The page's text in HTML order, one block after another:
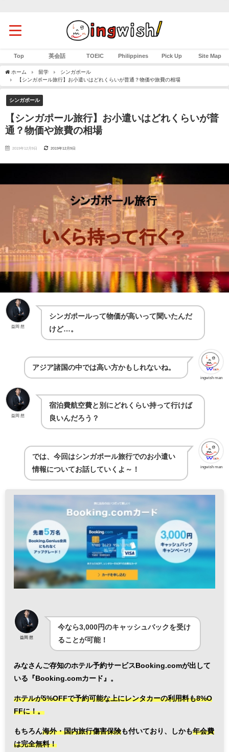
Top 英会話 TOEIC Philippines Pick Up Site Map
ホーム 留学
シンガポール
【シンガポール旅行】お小遣いはどれくらいが普通？物価や旅費の相場
シンガポール
【シンガポール旅行】お小遣いはどれくらいが普
通？物価や旅費の相場
2019年12月9日 2019年12月9日
益岡 想
シンガポールって物価が高いって聞いたんだ
けど…。
ingwish man
アジア諸国の中では高い方かもしれないね。
益岡 想
宿泊費航空費と別にどれくらい持って行けば
良いんだろう？
ingwish man
では、今回はシンガポール旅行でのお小遣い
情報についてお話していくよ～！
益岡 想
今なら3,000円のキャッシュバックを受け
ることが可能！
みなさんご存知のホテル予約サービスBooking.comが出して
いる『Booking.comカード』。
ホテルが5%OFFで予約可能な上にレンタカーの利用料も8%O
FFに！。
もちろん海外・国内旅行傷害保険も付いており、しかも年会費
は完全無料！